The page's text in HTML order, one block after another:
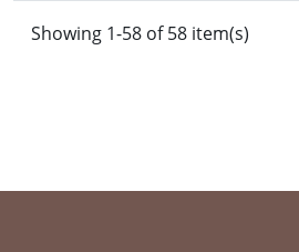
Showing 1-58 of 58 item(s)